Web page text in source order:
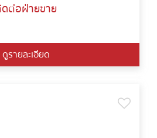
ต่อฝ่ายขาย
ดูรายละเอียด